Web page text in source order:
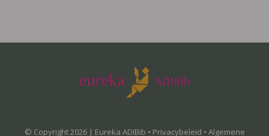
© Copyright 2026 | Eureka ADIBib • Privacybeleid • Algemene